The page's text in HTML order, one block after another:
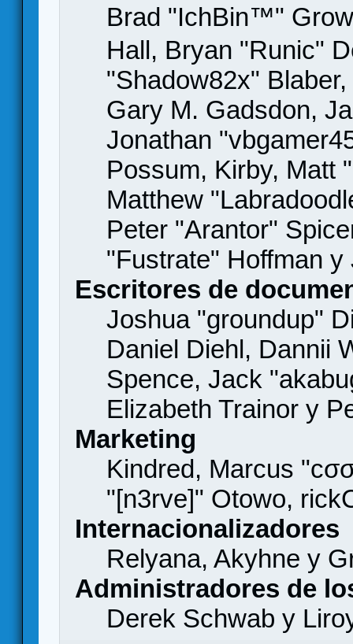
Brad "IchBin™"
Hall, Bryan "Runic"
"Shadow82x"
Gary M. Gadsdon,
Jonathan
Possum, Kirby, Matt
Matthew
Peter "Arantor"
"Fustrate" Hoffman
Escritores de
Joshua "groundup"
Daniel Diehl, Dannii
Spence, Jack
Elizabeth Trainor y
Marketing
Kindred, Marcus
"[n3rve]" Otowo,
Internacionalizadores
Relyana, Akyhne y
Administradores de
Derek Schwab y